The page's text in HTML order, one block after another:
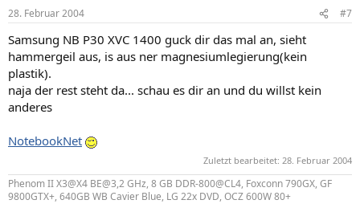
28. Februar 2004 #7
Samsung NB P30 XVC 1400 guck dir das mal an, sieht
hammergeil aus, is aus ner magnesiumlegierung(kein
plastik).
naja der rest steht da... schau es dir an und du willst kein
anderes
NotebookNet
Zuletzt bearbeitet: 28. Februar 2004
Phenom II X3@X4 BE@3,2 GHz, 8 GB DDR-800@CL4, Foxconn 790GX, GF
9800GTX+, 640GB WB Cavier Blue, LG 22x DVD, OCZ 600W 80+